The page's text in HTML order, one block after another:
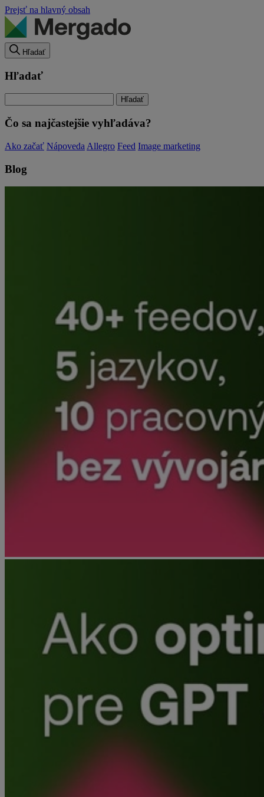
Prejsť na hlavný obsah
Hľadať
Hľadať
Čo sa najčastejšie vyhľadáva?
Ako začať Nápoveda Allegro Feed Image marketing
Blog